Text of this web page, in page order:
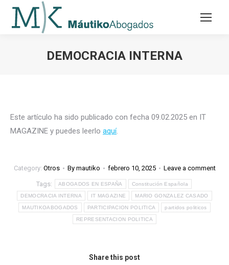
DEMOCRACIA INTERNA
Este artículo ha sido publicado con fecha 09.02.2025 en IT
MAGAZINE y puedes leerlo aquí.
Category: Otros By mautiko febrero 10, 2025 Leave a comment
Tags: ABOGADOS EN ESPAÑA Constitución Española
DEMOCRACIA INTERNA IT MAGAZINE MARIO GONZALEZ CASADO
MAUTIKOABOGADOS PARTICIPACION POLITICA partidos politicos
REPRESENTACION POLITICA
Share this post